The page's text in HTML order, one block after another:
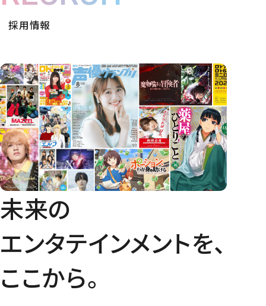
採用情報
未来の
エンタテインメントを、
ここから。